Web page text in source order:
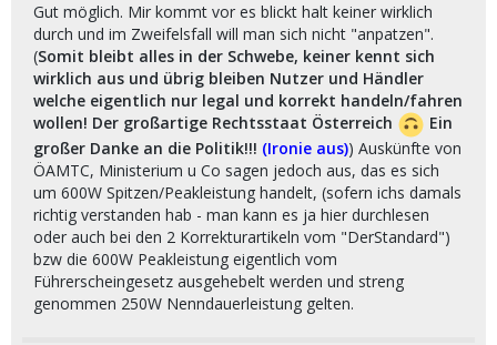
Gut möglich. Mir kommt vor es blickt halt keiner wirklich
durch und im Zweifelsfall will man sich nicht "anpatzen".
(Somit bleibt alles in der Schwebe, keiner kennt sich
wirklich aus und übrig bleiben Nutzer und Händler
welche eigentlich nur legal und korrekt handeln/fahren
wollen! Der großartige Rechtsstaat Österreich
Ein
großer Danke an die Politik!!! (Ironie aus)) Auskünfte von
ÖAMTC, Ministerium u Co sagen jedoch aus, das es sich
um 600W Spitzen/Peakleistung handelt, (sofern ichs damals
richtig verstanden hab - man kann es ja hier durchlesen
oder auch bei den 2 Korrekturartikeln vom "DerStandard")
bzw die 600W Peakleistung eigentlich vom
Führerscheingesetz ausgehebelt werden und streng
genommen 250W Nenndauerleistung gelten.